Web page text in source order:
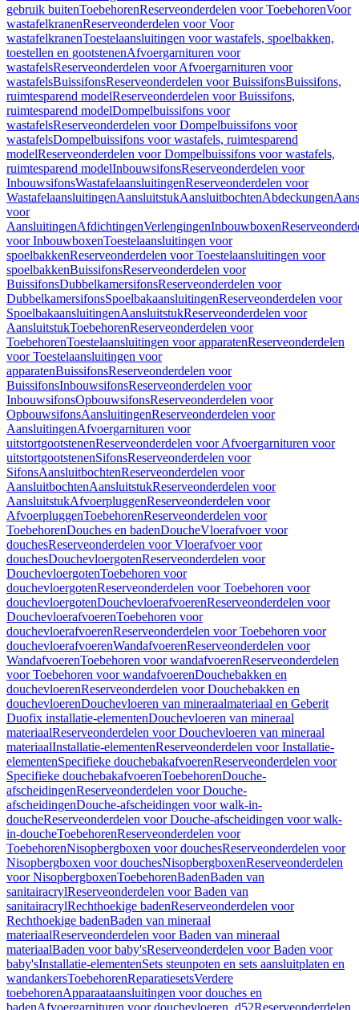
gebruik buitenToebehorenReserveonderdelen voor ToebehorenVoor
wastafelkranenReserveonderdelen voor Voor
wastafelkranenToestelaansluitingen voor wastafels, spoelbakken,
toestellen en gootstenenAfvoergarnituren voor
wastafelsReserveonderdelen voor Afvoergarnituren voor
wastafelsBuissifonsReserveonderdelen voor BuissifonsBuissifons,
ruimtesparend modelReserveonderdelen voor Buissifons,
ruimtesparend modelDompelbuissifons voor
wastafelsReserveonderdelen voor Dompelbuissifons voor
wastafelsDompelbuissifons voor wastafels, ruimtesparend
modelReserveonderdelen voor Dompelbuissifons voor wastafels,
ruimtesparend modelInbouwsifonsReserveonderdelen voor
InbouwsifonsWastafelaansluitingenReserveonderdelen voor
WastafelaansluitingenAansluitstukAansluitbochtenAbdeckungen
voor
AansluitingenAfdichtingenVerlengingenInbouwboxen
voor InbouwboxenToestelaansluitingen voor
spoelbakkenReserveonderdelen voor Toestelaansluitingen voor
spoelbakkenBuissifonsReserveonderdelen voor
BuissifonsDubbelkamersifonsReserveonderdelen voor
DubbelkamersifonsSpoelbakaansluitingenReserveonderdelen voor
SpoelbakaansluitingenAansluitstukReserveonderdelen voor
AansluitstukToebehorenReserveonderdelen voor
ToebehorenToestelaansluitingen voor apparatenReserveonderdelen
voor Toestelaansluitingen voor
apparatenBuissifonsReserveonderdelen voor
BuissifonsInbouwsifonsReserveonderdelen voor
InbouwsifonsOpbouwsifonsReserveonderdelen voor
OpbouwsifonsAansluitingenReserveonderdelen voor
AansluitingenAfvoergarnituren voor
uitstortgootstenenReserveonderdelen voor Afvoergarnituren voor
uitstortgootstenenSifonsReserveonderdelen voor
SifonsAansluitbochtenReserveonderdelen voor
AansluitbochtenAansluitstukReserveonderdelen voor
AansluitstukAfvoerpluggenReserveonderdelen voor
AfvoerpluggenToebehorenReserveonderdelen voor
ToebehorenDouches en badenDoucheVloerafvoer voor
douchesReserveonderdelen voor Vloerafvoer voor
douchesDouchevloergotenReserveonderdelen voor
DouchevloergotenToebehoren voor
douchevloergotenReserveonderdelen voor Toebehoren voor
douchevloergotenDouchevloerafvoerenReserveonderdelen voor
DouchevloerafvoerenToebehoren voor
douchevloerafvoerenReserveonderdelen voor Toebehoren voor
douchevloerafvoerenWandafvoerenReserveonderdelen voor
WandafvoerenToebehoren voor wandafvoerenReserveonderdelen
voor Toebehoren voor wandafvoerenDouchebakken en
douchevloerenReserveonderdelen voor Douchebakken en
douchevloerenDouchevloeren van mineraalmateriaal en Geberit
Duofix installatie-elementenDouchevloeren van mineraal
materiaalReserveonderdelen voor Douchevloeren van mineraal
materiaalInstallatie-elementenReserveonderdelen voor Installatie-
elementenSpecifieke douchebakafvoerenReserveonderdelen voor
Specifieke douchebakafvoerenToebehorenDouche-
afscheidingenReserveonderdelen voor Douche-
afscheidingenDouche-afscheidingen voor walk-in-
doucheReserveonderdelen voor Douche-afscheidingen voor walk-
in-doucheToebehorenReserveonderdelen voor
ToebehorenNisopbergboxen voor douchesReserveonderdelen voor
Nisopbergboxen voor douchesNisopbergboxenReserveonderdelen
voor NisopbergboxenToebehorenBadenBaden van
sanitairacrylReserveonderdelen voor Baden van
sanitairacrylRechthoekige badenReserveonderdelen voor
Rechthoekige badenBaden van mineraal
materiaalReserveonderdelen voor Baden van mineraal
materiaalBaden voor baby'sReserveonderdelen voor Baden voor
baby'sInstallatie-elementenSets steunpoten en sets aansluitplaten en
wandankersToebehorenReparatiesetsVerdere
toebehorenApparaataansluitingen voor douches en
badenAfvoergarnituren voor douchevloeren, d52Reserveonderdelen